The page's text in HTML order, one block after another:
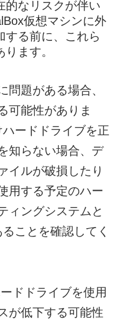
的なリスクが伴い
仮想マシンに外
する前に、これら
ます。
問題がある場合、
可能性がありま
ードドライブを正
知らない場合、デ
イルが破損したり
用する予定のハー
ィングシステムと
ことを確認してく
ドドライブを使用
が低下する可能性